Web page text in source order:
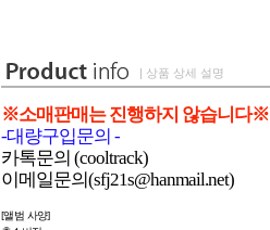
| 상품 상세 설명
※소매판매는 진행하지 않습니다※
-대량구입문의 -
카톡문의 (cooltrack)
이메일문의(sfj21s@hanmail.net)
[앨범 사양]